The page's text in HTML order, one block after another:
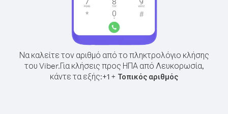
Να καλείτε τον αριθμό από το πληκτρολόγιο κλήσης
του Viber.Για κλήσεις προς ΗΠΑ από Λευκορωσία,
κάντε τα εξής:+1 + Τοπικός αριθμός